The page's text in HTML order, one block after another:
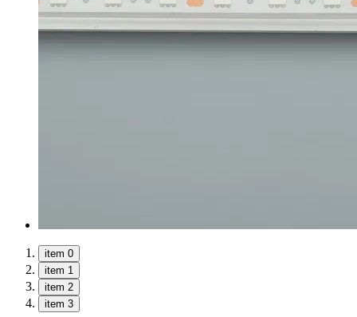
item 0
item 1
item 2
item 3